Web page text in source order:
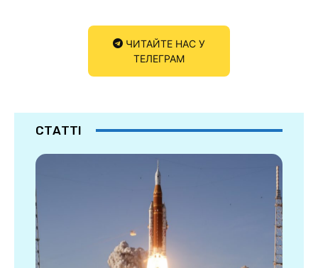
ЧИТАЙТЕ НАС У
ТЕЛЕГРАМ
СТАТТІ